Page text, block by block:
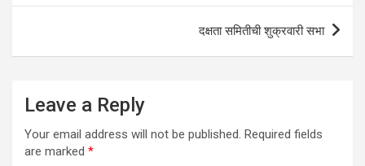
दक्षता समितीची शुक्रवारी सभा
Leave a Reply
Your email address will not be published. Required fields
are marked *